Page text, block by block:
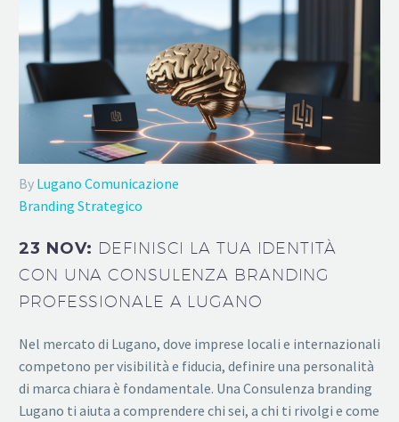
By Lugano Comunicazione
Branding Strategico
23 NOV: DEFINISCI LA TUA IDENTITÀ
CON UNA CONSULENZA BRANDING
PROFESSIONALE A LUGANO
Nel mercato di Lugano, dove imprese locali e internazionali
competono per visibilità e fiducia, definire una personalità
di marca chiara è fondamentale. Una Consulenza branding
Lugano ti aiuta a comprendere chi sei, a chi ti rivolgi e come